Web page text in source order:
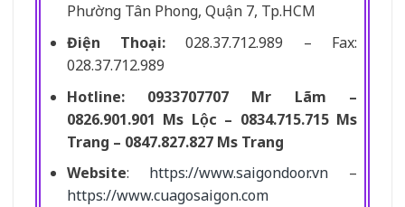
Phường Tân Phong, Quận 7, Tp.HCM
Điện Thoại: 028.37.712.989 – Fax:
028.37.712.989
Hotline: 0933707707 Mr Lãm –
0826.901.901 Ms Lộc – 0834.715.715 Ms
Trang – 0847.827.827 Ms Trang
Website: https://www.saigondoor.vn –
https://www.cuagosaigon.com